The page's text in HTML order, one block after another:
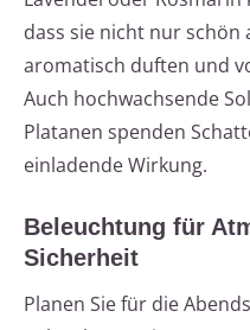
dass sie nicht nur schön
aromatisch duften und
Auch hochwachsende
Platanen spenden
einladende Wirkung.
Beleuchtung für
Sicherheit
Planen Sie für die